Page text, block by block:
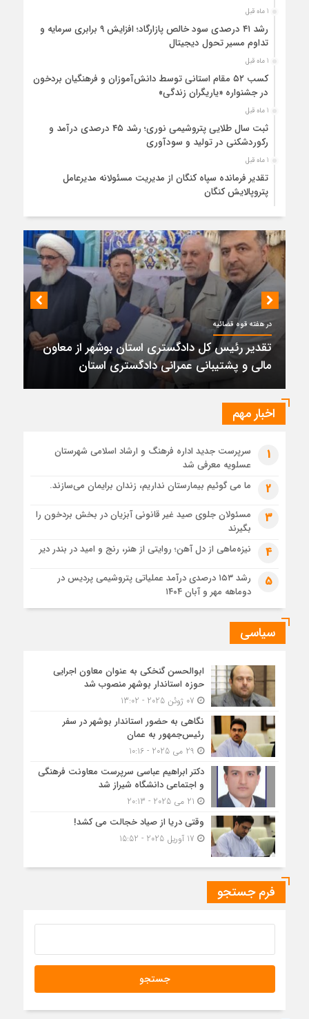
1 ماه قبل
رشد ۴۱ درصدی سود خالص پازارگاد؛ افزایش ۹ برابری سرمایه و
تداوم مسیر تحول دیجیتال
1 ماه قبل
کسب ۵۲ مقام استانی توسط دانش‌آموزان و فرهنگیان بردخون
در جشنواره «یاریگران زندگی»
1 ماه قبل
ثبت سال طلایی پتروشیمی نوری؛ رشد ۴۵ درصدی درآمد و
رکوردشکنی در تولید و سودآوری
1 ماه قبل
تقدیر فرمانده سپاه کنگان از مدیریت مسئولانه مدیرعامل
پتروپالایش کنگان
وعده، افتتاح، فرسودگی؛ سهم صیادان از اسکله خورخان فقط
تماشاست
1 ماه قبل
موافقت قطعی راهور با صدور پلاک خودروهای منطقه آزاد بوشهر
1 ماه قبل
حضور میدانی واحد ثبتی دیر در آبدان؛ ارائه خدمات و نقشه‌برداری
رایگان برای کاهش مراجعات مردمی
1 ماه قبل
دبیر ستاد بزرگداشت هفته دولت در استان بوشهر منصوب شد
کمربندی دیر؛ مسیر نجاتی که در بن‌بست ترک‌فعل‌ها مانده است
1 ماه قبل
1 ماه قبل
تقدیر رئیس کل دادگستری استان بوشهر از معاون مالی و
پشتیبانی عمرانی دادگستری استان
در هفته قوه قضائیه
تقدیر رئیس کل دادگستری استان بوشهر از معاون
مالی و پشتیبانی عمرانی دادگستری استان
اخبار مهم
1
سرپرست جدید اداره فرهنگ و ارشاد اسلامی شهرستان
عسلویه معرفی شد
2 ما می گوئیم بیمارستان نداریم، زندان برایمان می‌سازند.
3
مسئولان جلوی صید غیر قانونی آبزیان در بخش بردخون را
بگیرند
4 نیزه‌ماهی از دل آهن؛ روایتی از هنر، رنج و امید در بندر دیر
5
رشد ۱۵۳ درصدی درآمد عملیاتی پتروشیمی پردیس در
دوماهه مهر و آبان ۱۴۰۴
سیاسی
ابوالحسن گنخکی به عنوان معاون اجرایی
حوزه استاندار بوشهر منصوب شد
نگاهی به حضور استاندار بوشهر در سفر
رئیس‌جمهور به عمان
دکتر ابراهیم عباسی سرپرست معاونت فرهنگی
و اجتماعی دانشگاه شیراز شد
وقتی دریا از صیاد خجالت می کشد!
فرم جستجو